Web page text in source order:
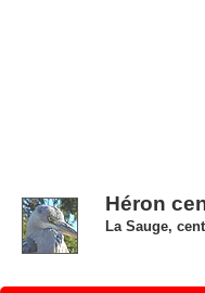
Héron
La Sauge,